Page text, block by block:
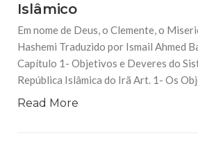
Islâmico
Em nome de Deus, o Clemente, o
Hashemi Traduzido por Ismail Ahmed
Capítulo 1- Objetivos e Deveres do
República Islâmica do Irã Art. 1- Os
Read More